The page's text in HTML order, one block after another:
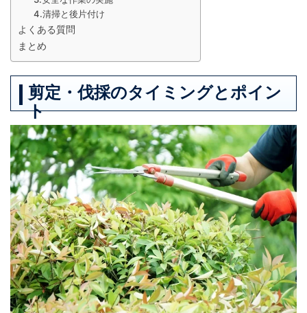
4.清掃と後片付け
よくある質問
まとめ
剪定・伐採のタイミングとポイン
ト